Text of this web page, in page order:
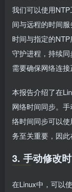
我们可以使用
间与远程的时间
时间与指定的
守护进程，持续
需要确保网络连接
本报告介绍了在
网络时间同步。
络时间同步可以
务至关重要，因此
3. 手动修改
在Linux中，可以